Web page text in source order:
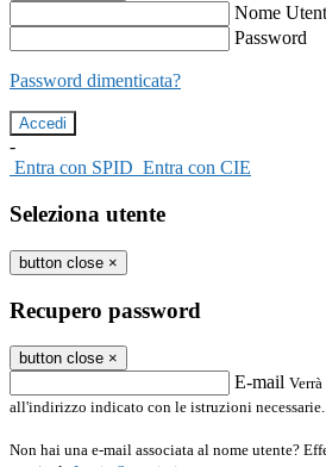
Nome
Password
Password dimenticata?
-
Entra con SPID Entra con CIE
Seleziona utente
button close ×
Recupero password
button close ×
E-mail
all'indirizzo indicato con le istruzioni necessarie.
Non hai una e-mail associata al nome utente?